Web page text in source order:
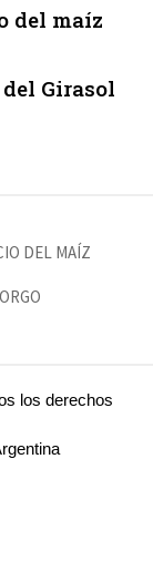
del maíz
Girasol
DEL MAÍZ
los derechos